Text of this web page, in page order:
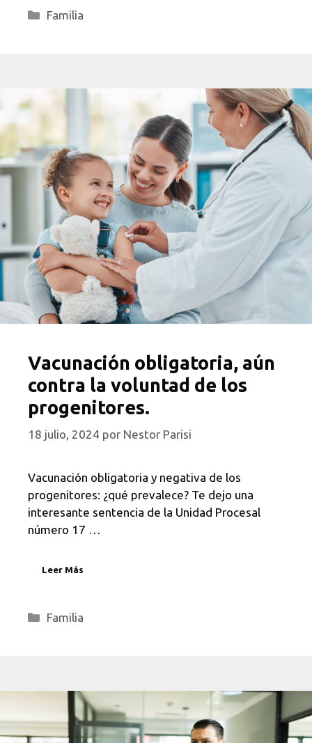
Categorías
Familia
Vacunación obligatoria, aún
contra la voluntad de los
progenitores.
18 julio, 2024 por Nestor Parisi
Vacunación obligatoria y negativa de los
progenitores: ¿qué prevalece? Te dejo una
interesante sentencia de la Unidad Procesal
número 17 …
Leer Más
Categorías
Familia